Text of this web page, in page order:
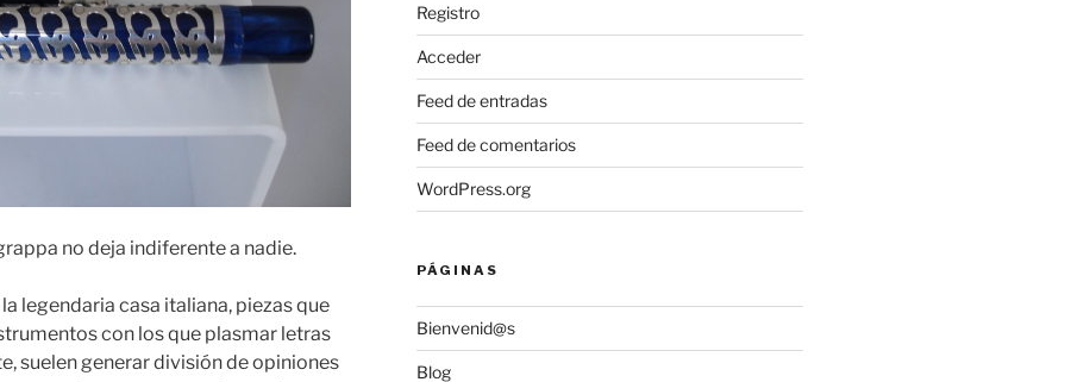
no deja indiferente a nadie.
legendaria casa italiana, piezas que
con los que plasmar letras
suelen generar división de opiniones
Registro
Acceder
Feed de entradas
Feed de comentarios
WordPress.org
PÁGINAS
Bienvenid@s
Blog